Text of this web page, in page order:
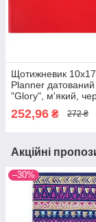
Щотижневик
Planner
"Glory", м'який,
252,96 ₴ 272 ₴
Акційні
–30%